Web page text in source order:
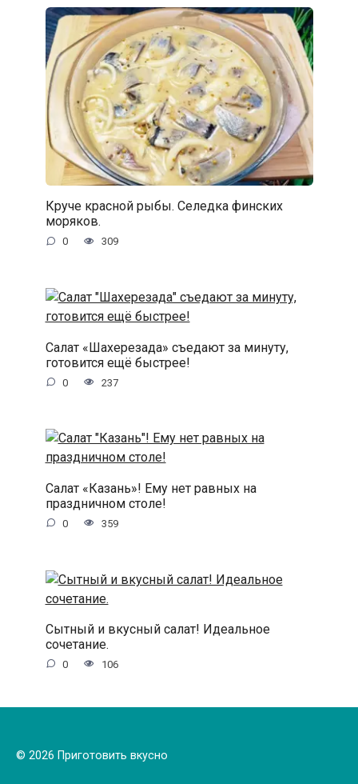
Круче красной рыбы. Селедка финских
моряков.
0 309
Салат «Шахерезада» съедают за минуту,
готовится ещё быстрее!
0 237
Салат «Казань»! Ему нет равных на
праздничном столе!
0 359
Сытный и вкусный салат! Идеальное
сочетание.
0 106
© 2026 Приготовить вкусно